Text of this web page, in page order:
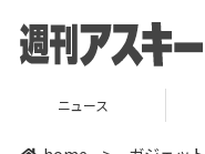
ニュース